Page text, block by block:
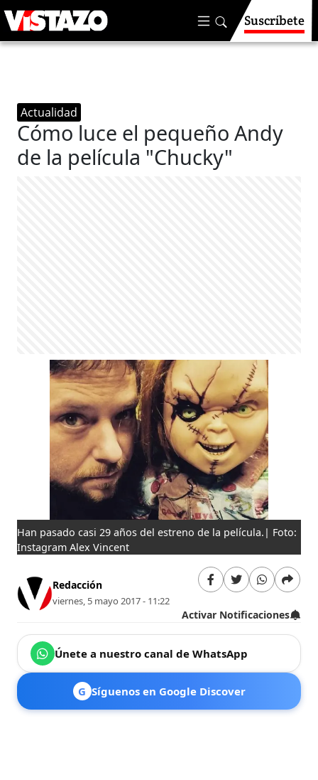
Suscríbete
Actualidad
Cómo luce el pequeño Andy
de la película "Chucky"
Han pasado casi 29 años del estreno de la película.| Foto:
Instagram Alex Vincent
Redacción
viernes, 5 mayo 2017 - 11:22
Activar Notificaciones
Únete a nuestro canal de WhatsApp
G Síguenos en Google Discover